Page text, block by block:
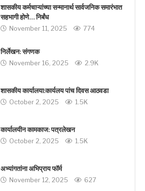
शासकीय कर्मचाऱ्यांच्या सन्मानार्थ सार्वजनिक समारंभात
सहभागी होणे… निर्बंध
November 11, 2025 774
निर्लेखन: संगणक
November 16, 2025 2.9K
शासकीय कार्यालया:कार्यलय पांच दिवस आठवडा
October 2, 2025 1.5K
कार्यालयीन कामकाज: पत्रलेखन
October 2, 2025 1.5K
अभ्यांगतांना अभिप्राय फॉर्म
November 12, 2025 627